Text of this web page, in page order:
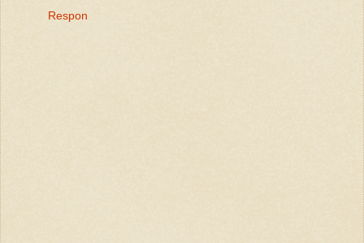
Respon